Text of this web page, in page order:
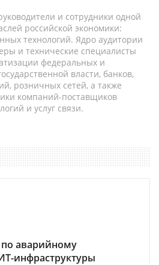
и сотрудники одной
российской экономики:
технологий. Ядро аудитории
и технические специалисты
федеральных и
власти, банков,
розничных сетей, а также
компаний-поставщиков
и услуг связи.
аварийному
инфраструктуры